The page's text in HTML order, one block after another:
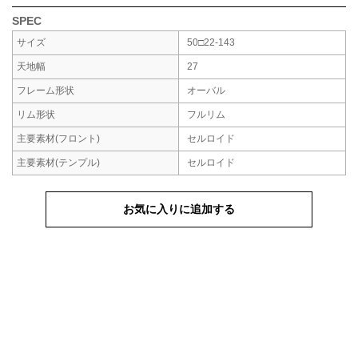
SPEC
サイズ 50□22-143
天地幅 27
フレーム形状 オーバル
リム形状 フルリム
主要素材(フロント) セルロイド
主要素材(テンプル) セルロイド
お気に入りに追加する